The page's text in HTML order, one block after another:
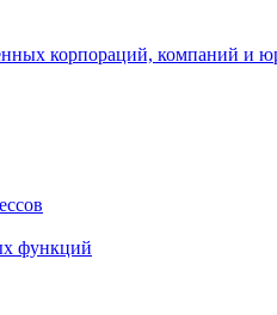
корпораций, компаний и
функций